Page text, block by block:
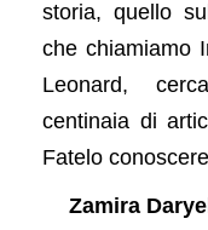
storia, quello
che chiamiamo
Leonard,
centinaia di
Fatelo
Zamira